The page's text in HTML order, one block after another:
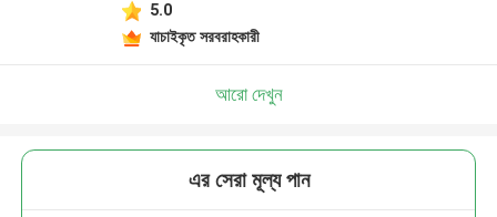
5.0
যাচাইকৃত সরবরাহকারী
আরো দেখুন
এর সেরা মূল্য পান